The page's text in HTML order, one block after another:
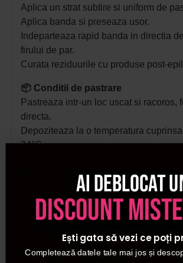
Aplica un strat subtire si uniform de
Aplica banda si preseaza usor.
Indeparteaza rapid banda in directia
firului de par.
Curata reziduurile cu produse post-
📦 Conditii de pastrare
Pastreaza intr-un loc uscat si racoros,
directa.
Depoziteaza la o temperatura
24°C.
nostru sunt originale.
📜Declaratie de conformitate
✅Procosmetic este distribuitor
Detalii
Ai deblocat
discount
Ești gata să vezi ce poți
Completează datele tale mai jos și